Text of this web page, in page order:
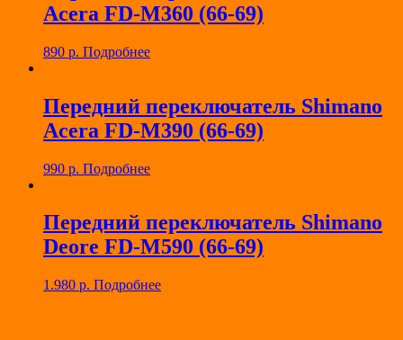
Acera FD-M360 (66-69)
890 р. Подробнее
Передний переключатель Shimano
Acera FD-M390 (66-69)
990 р. Подробнее
Передний переключатель Shimano
Deore FD-M590 (66-69)
1.980 р. Подробнее